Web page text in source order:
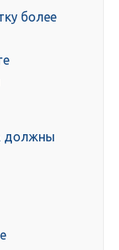
более
должны